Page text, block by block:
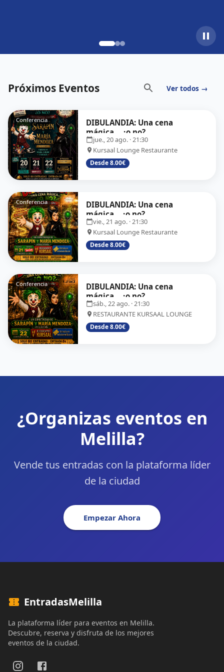
Próximos Eventos Ver todos →
Conferencia
DIBULANDIA: Una cena
mágica… ¿o no?
jue., 20 ago. · 21:30
Kursaal Lounge Restaurante
Desde 8.00€
Conferencia
DIBULANDIA: Una cena
mágica... ¿o no?
vie., 21 ago. · 21:30
Kursaal Lounge Restaurante
Desde 8.00€
Conferencia
DIBULANDIA: Una cena
mágica... ¿o no?
sáb., 22 ago. · 21:30
RESTAURANTE KURSAAL LOUNGE
Desde 8.00€
¿Organizas eventos en
Melilla?
Vende tus entradas con la plataforma líder
de la ciudad
Empezar Ahora
EntradasMelilla
La plataforma líder para eventos en Melilla.
Descubre, reserva y disfruta de los mejores
eventos de la ciudad.